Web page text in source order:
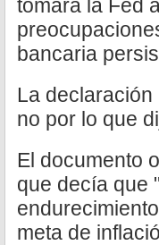
tomará la Fed
bancaria
La
no por lo que
El documento
que decía que
meta de